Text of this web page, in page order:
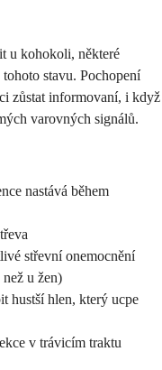
u kohokoli, některé
stavu. Pochopení
zůstat informovaní, i když
varovných signálů.
nastává během
střevní onemocnění
u žen)
hustší hlen, který ucpe
v trávicím traktu